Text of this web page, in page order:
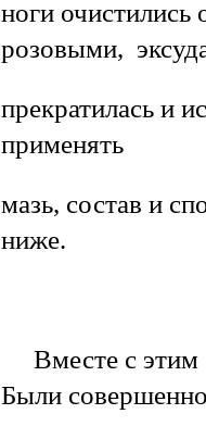
ноги очистились
розовыми,
прекратилась и
применять
мазь, состав и
ниже.
Вместе с этим
Были